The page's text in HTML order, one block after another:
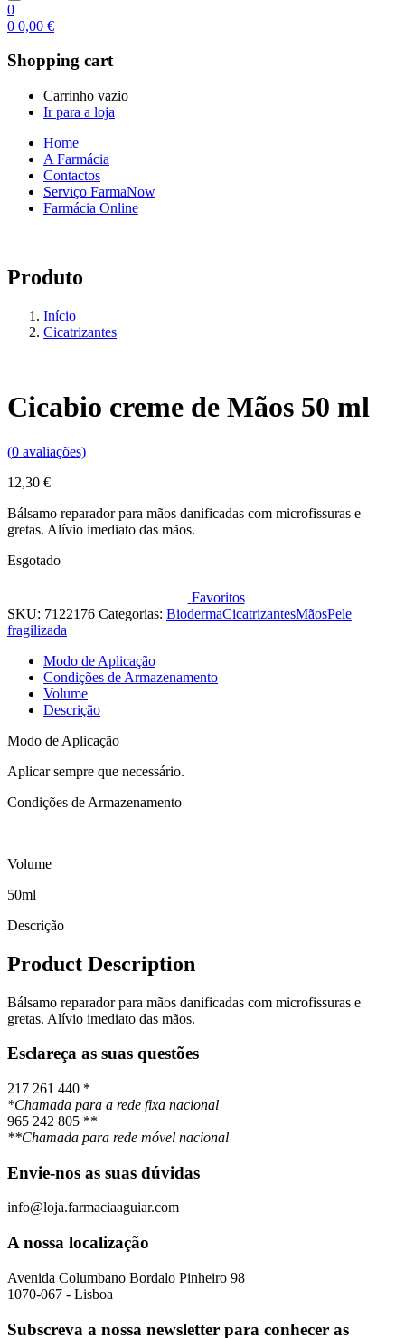
0
0 0,00 €
Shopping cart
Carrinho vazio
Ir para a loja
Home
A Farmácia
Contactos
Serviço FarmaNow
Farmácia Online
Produto
Início
Cicatrizantes
Cicabio creme de Mãos 50 ml
(0 avaliações)
12,30 €
Bálsamo reparador para mãos danificadas com microfissuras e
gretas. Alívio imediato das mãos.
Esgotado
Favoritos
SKU: 7122176 Categorias: BiodermaCicatrizantesMãosPele
fragilizada
Modo de Aplicação
Condições de Armazenamento
Volume
Descrição
Modo de Aplicação
Aplicar sempre que necessário.
Condições de Armazenamento
Volume
50ml
Descrição
Product Description
Bálsamo reparador para mãos danificadas com microfissuras e
gretas. Alívio imediato das mãos.
Esclareça as suas questões
217 261 440 *
*Chamada para a rede fixa nacional
965 242 805 **
**Chamada para rede móvel nacional
Envie-nos as suas dúvidas
info@loja.farmaciaaguiar.com
A nossa localização
Avenida Columbano Bordalo Pinheiro 98
1070-067 - Lisboa
Subscreva a nossa newsletter para conhecer as